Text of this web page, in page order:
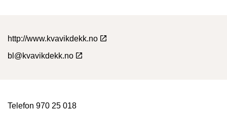
http://www.kvavikdekk.no
bl@kvavikdekk.no
Telefon 970 25 018